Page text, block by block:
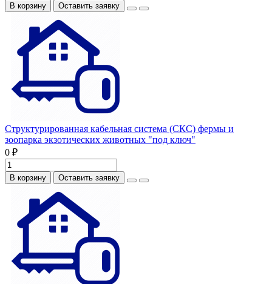
В корзину Оставить заявку
Структурированная кабельная система (СКС) фермы и
зоопарка экзотических животных "под ключ"
0 ₽
В корзину Оставить заявку